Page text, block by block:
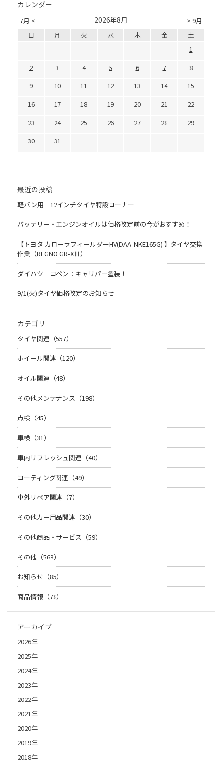
カレンダー
7月 < > 9月
2026年8月
日 月 火 水 木 金
土
1
2
3 4 5 6 7
8
9
10 11 12 13 14
15
16
17 18 19 20 21
22
23
24 25 26 27 28
29
30
31
最近の投稿
軽バン用 12インチタイヤ特設コーナー
バッテリー・エンジンオイルは価格改定前の今がおすすめ！
【トヨタ カローラフィールダーHV(DAA-NKE165G) 】タイヤ交換
作業（REGNO GR-XⅢ）
ダイハツ コペン：キャリパー塗装！
9/1(火)タイヤ価格改定のお知らせ
カテゴリ
タイヤ関連（557）
ホイール関連（120）
オイル関連（48）
その他メンテナンス（198）
点検（45）
車検（31）
車内リフレッシュ関連（40）
コーティング関連（49）
車外リペア関連（7）
その他カー用品関連（30）
その他商品・サービス（59）
その他（563）
お知らせ（85）
商品情報（78）
アーカイブ
2026年
2025年
2024年
2023年
2022年
2021年
2020年
2019年
2018年